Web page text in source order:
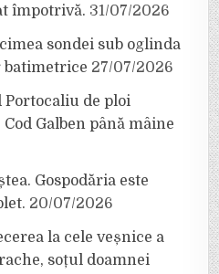
împotrivă. 31/07/2026
sondei sub oglinda
batimetrice 27/07/2026
Portocaliu de ploi
Galben până mâine
Gospodăria este
20/07/2026
la cele veșnice a
soțul doamnei